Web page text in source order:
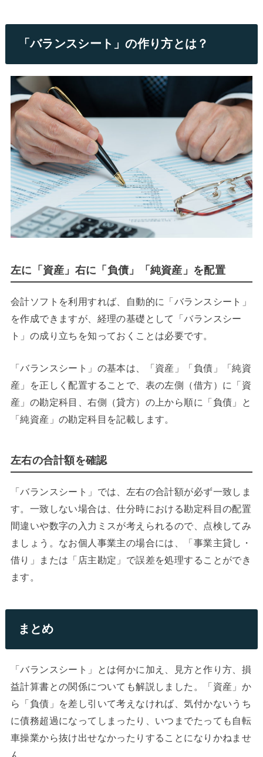
「バランスシート」の作り方とは？
左に「資産」右に「負債」「純資産」を配置
会計ソフトを利用すれば、自動的に「バランスシート」
を作成できますが、経理の基礎として「バランスシー
ト」の成り立ちを知っておくことは必要です。
「バランスシート」の基本は、「資産」「負債」「純資
産」を正しく配置することで、表の左側（借方）に「資
産」の勘定科目、右側（貸方）の上から順に「負債」と
「純資産」の勘定科目を記載します。
左右の合計額を確認
「バランスシート」では、左右の合計額が必ず一致しま
す。一致しない場合は、仕分時における勘定科目の配置
間違いや数字の入力ミスが考えられるので、点検してみ
ましょう。なお個人事業主の場合には、「事業主貸し・
借り」または「店主勘定」で誤差を処理することができ
ます。
まとめ
「バランスシート」とは何かに加え、見方と作り方、損
益計算書との関係についても解説しました。「資産」か
ら「負債」を差し引いて考えなければ、気付かないうち
に債務超過になってしまったり、いつまでたっても自転
車操業から抜け出せなかったりすることになりかねませ
ん。